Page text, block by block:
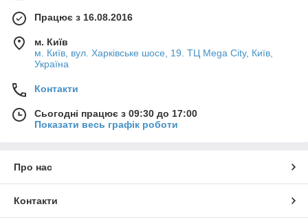
Працює з 16.08.2016
м. Київ
м. Київ, вул. Харківське шосе, 19. ТЦ Mega City, Київ,
Україна
Контакти
Сьогодні працює з 09:30 до 17:00
Показати весь графік роботи
Про нас
Контакти